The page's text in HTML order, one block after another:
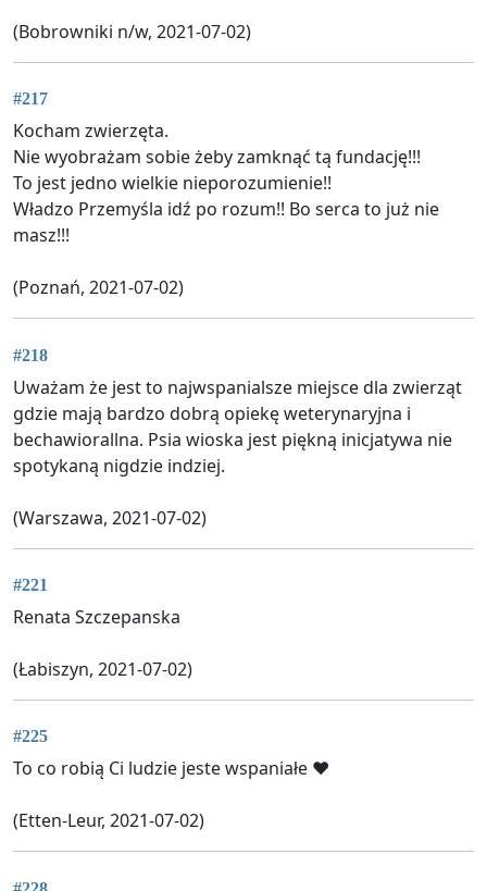
(Bobrowniki n/w, 2021-07-02)
#217
Kocham zwierzęta.
Nie wyobrażam sobie żeby zamknąć tą fundację!!!
To jest jedno wielkie nieporozumienie!!
Władzo Przemyśla idź po rozum!! Bo serca to już nie
masz!!!
(Poznań, 2021-07-02)
#218
Uważam że jest to najwspanialsze miejsce dla zwierząt
gdzie mają bardzo dobrą opiekę weterynaryjna i
bechawiorallna. Psia wioska jest piękną inicjatywa nie
spotykaną nigdzie indziej.
(Warszawa, 2021-07-02)
#221
Renata Szczepanska
(Łabiszyn, 2021-07-02)
#225
To co robią Ci ludzie jeste wspaniałe ❤
(Etten-Leur, 2021-07-02)